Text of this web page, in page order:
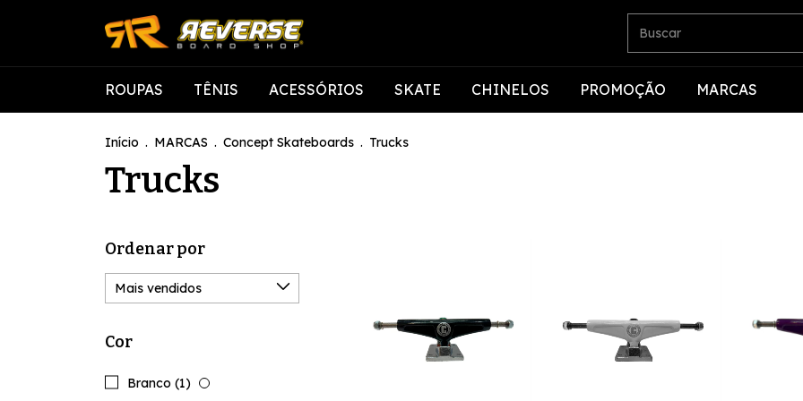
ROUPAS TÊNIS ACESSÓRIOS SKATE CHINELOS PROMOÇÃO MARCAS
Início . MARCAS . Concept Skateboards . Trucks
Trucks
Ordenar por
Cor
Branco (1)